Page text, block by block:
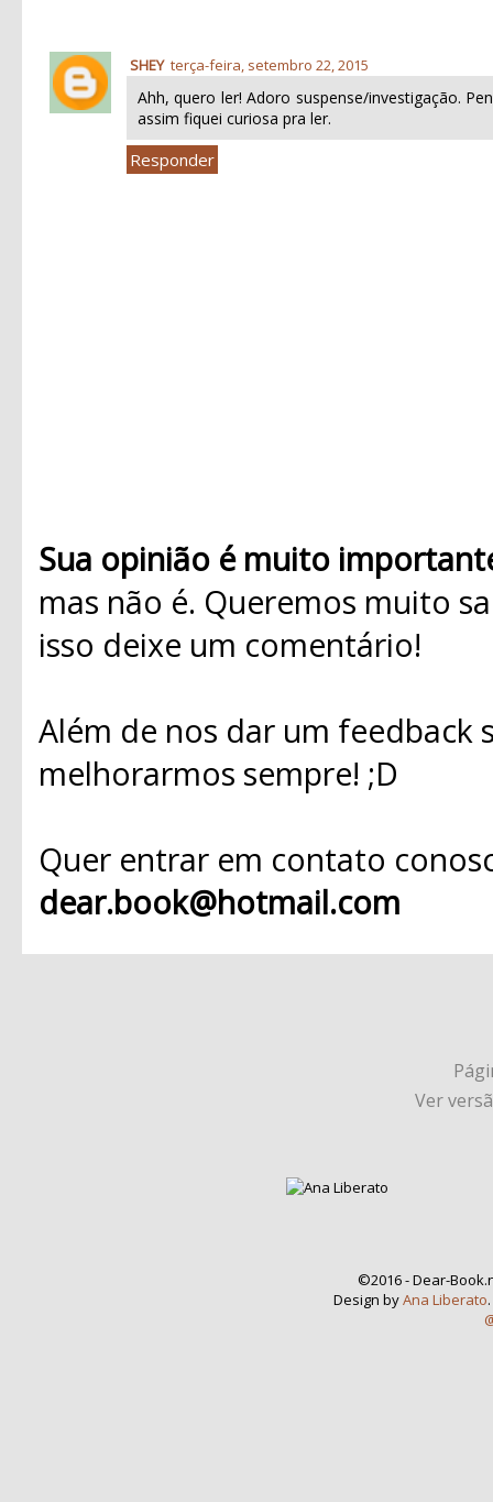
SHEY terça-feira, setembro 22, 2015
Ahh, quero ler! Adoro suspense/investigação.
assim fiquei curiosa pra ler.
Responder
Sua opinião é muito
mas não é. Queremos muito
isso deixe um comentário!
Além de nos dar um
melhorarmos sempre! ;D
Quer entrar em contato
dear.book@hotmail.com
Ver
©2016 - Dear-
Design byAna Liberato